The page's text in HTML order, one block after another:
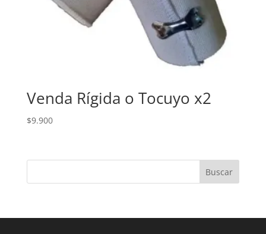
Venda Rígida o Tocuyo x2
$9.900